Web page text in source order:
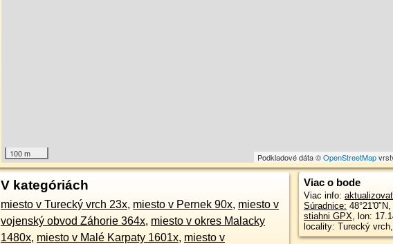
100 m Podkladové dáta ©OpenStreetMap
V kategóriách
miesto v Turecký vrch 23x, miesto v Pernek 90x, miesto v
vojenský obvod Záhorie 364x, miesto v okres Malacky
1480x, miesto v Malé Karpaty 1601x, miesto v
Viac o bode
Viac info:
Súradnice: 48°21'0"N,
stiahni GPX, lon:
locality: Turecký vrch,